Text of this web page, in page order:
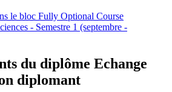
le bloc Fully Optional Course
- Semestre 1 (septembre -
du diplôme Echange
diplomant